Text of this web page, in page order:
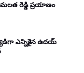
రెడ్డి ప్రయాణం
ఎన్నికైన ఉదయ్